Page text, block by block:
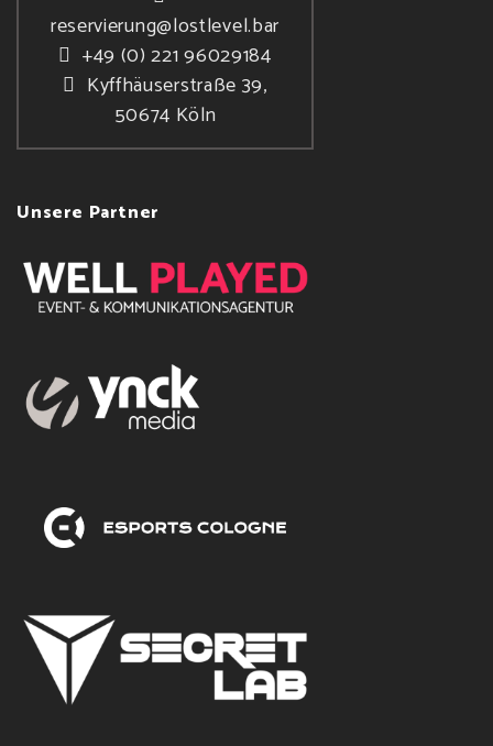
reservierung@lostlevel.bar
+49 (0) 221 96029184
Kyffhäuserstraße 39,
50674 Köln
Unsere Partner